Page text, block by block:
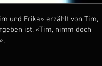
und Erika» erzählt von Tim,
ist. «Tim, nimm doch